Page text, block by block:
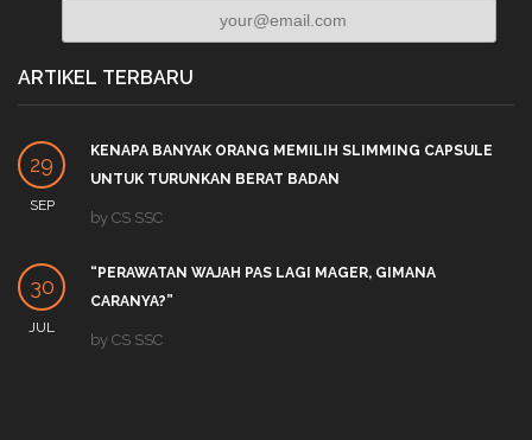
ARTIKEL TERBARU
29
SEP
KENAPA BANYAK ORANG MEMILIH SLIMMING CAPSULE
UNTUK TURUNKAN BERAT BADAN
by CS SSC
30
JUL
“PERAWATAN WAJAH PAS LAGI MAGER, GIMANA
CARANYA?”
by CS SSC